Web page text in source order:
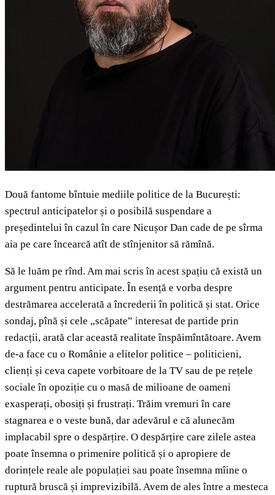
Două fantome bîntuie mediile politice de la București:
spectrul anticipatelor și o posibilă suspendare a
președintelui în cazul în care Nicușor Dan cade de pe sîrma
aia pe care încearcă atît de stînjenitor să rămînă.
Să le luăm pe rînd. Am mai scris în acest spațiu că există un
argument pentru anticipate. În esență e vorba despre
destrămarea accelerată a încrederii în politică și stat. Orice
sondaj, pînă și cele „scăpate” interesat de partide prin
redacții, arată clar această realitate înspăimîntătoare. Avem
de-a face cu o Românie a elitelor politice – politicieni,
clienți și ceva capete vorbitoare de la TV sau de pe rețele
sociale în opoziție cu o masă de milioane de oameni
exasperați, obosiți și frustrați. Trăim vremuri în care
stagnarea e o veste bună, dar adevărul e că alunecăm
implacabil spre o despărțire. O despărțire care zilele astea
poate însemna o primenire politică și o apropiere de
dorințele reale ale populației sau poate însemna mîine o
ruptură bruscă și imprevizibilă. Avem de ales între a mesteca